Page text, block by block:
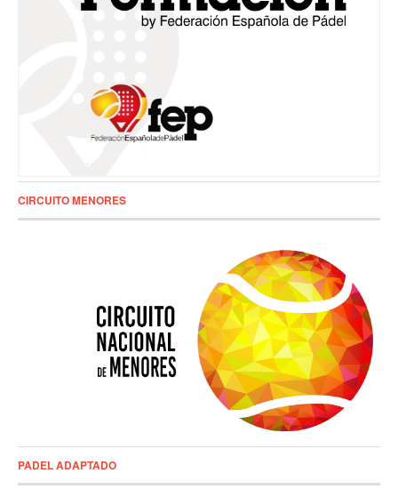
CIRCUITO MENORES
PADEL ADAPTADO